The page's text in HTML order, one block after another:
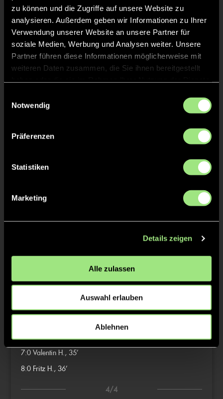
zu können und die Zugriffe auf unsere Website zu
analysieren. Außerdem geben wir Informationen zu Ihrer
Verwendung unserer Website an unsere Partner für
soziale Medien, Werbung und Analysen weiter. Unsere
Partner führen diese Informationen möglicherweise mit
weiteren Daten zusammen, die Sie ihnen bereitgestellt
Notwendig
Präferenzen
Statistiken
Marketing
Details zeigen
Alle zulassen
Auswahl erlauben
Ablehnen
Staff
Jonathan SACHSE
Matthias RONACHER
TW = Torwart & ETW = Ersatztorwart, K = Kapitän
Tore & Karten
3:0 Valentin H., 22’
Naoki Constantin M.,
23’
6:0 Max W., 34’
7:0 Valentin H., 35’
8:0 Fritz H., 36’
4/4